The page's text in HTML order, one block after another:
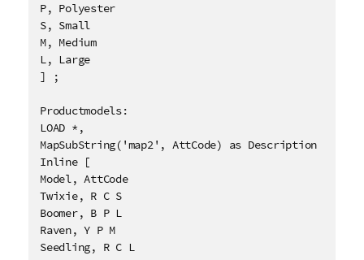
P, Polyester
S, Small
M, Medium
L, Large
] ;
Productmodels:
LOAD *,
MapSubString('map2', AttCode) as Description
Inline [
Model, AttCode
Twixie, R C S
Boomer, B P L
Raven, Y P M
Seedling, R C L